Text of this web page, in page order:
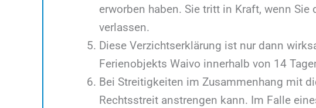
erworben haben. Sie tritt in Kraft, wenn
verlassen.
Diese Verzichtserklärung ist nur dann
Ferienobjekts Waivo innerhalb von 14
Bei Streitigkeiten im Zusammenhang mit
Rechtsstreit anstrengen kann. Im Falle